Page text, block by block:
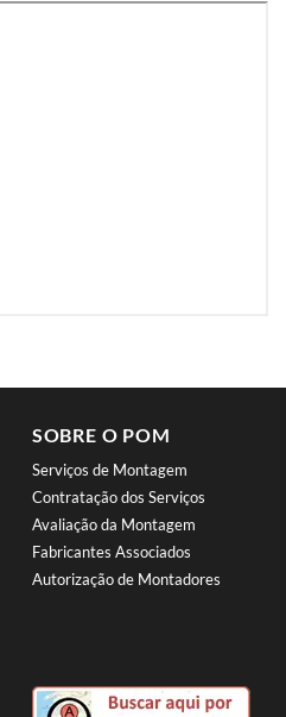
SOBRE O POM
Serviços de Montagem
Contratação dos Serviços
Avaliação da Montagem
Fabricantes Associados
Autorização de Montadores